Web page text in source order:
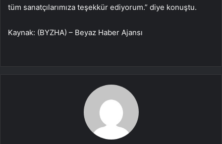
tüm sanatçılarımıza teşekkür ediyorum.” diye konuştu. ​
Kaynak: (BYZHA) – Beyaz Haber Ajansı